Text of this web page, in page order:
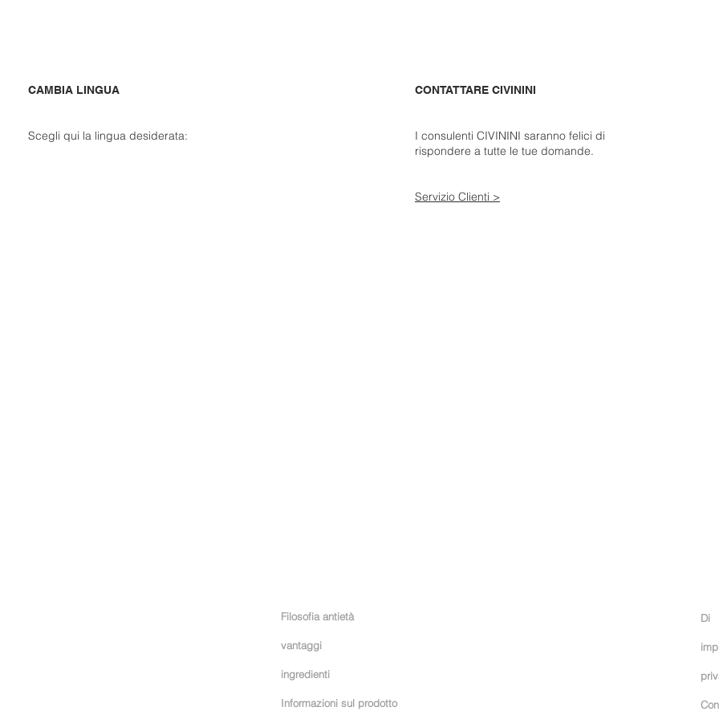
CAMBIA LINGUA
Scegli qui la lingua desiderata:
CONTATTARE CIVININI
I consulenti CIVININI saranno felici di
rispondere a tutte le tue domande.
Servizio Clienti >
Filosofia antietà
vantaggi
ingredienti
Informazioni sul prodotto
Di